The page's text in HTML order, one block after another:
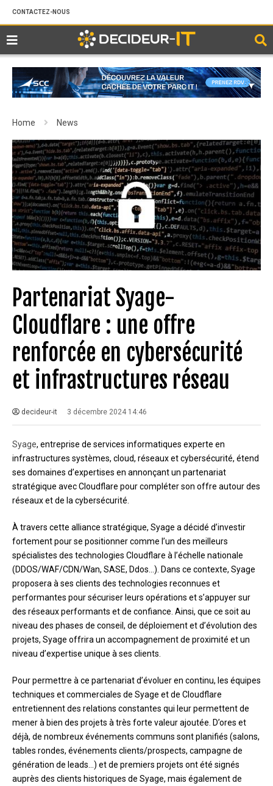
CONTACTEZ-NOUS
Home News
Partenariat Syage-
Cloudflare : une offre
renforcée en cybersécurité
et infrastructures réseau
decideur-it 3 décembre 2024 14:46
Syage, entreprise de services informatiques experte en
infrastructures systèmes, cloud, réseaux et cybersécurité, étend
ses domaines d’expertises en annonçant un partenariat
stratégique avec Cloudflare pour compléter son offre autour des
réseaux et de la cybersécurité.
À travers cette alliance stratégique, Syage a décidé d’investir
fortement pour se positionner comme l’un des meilleurs
spécialistes des technologies Cloudflare à l’échelle nationale
(DDOS/WAF/CDN/Wan, SASE, Ddos…). Dans ce contexte, Syage
proposera à ses clients des technologies reconnues et
performantes pour sécuriser leurs opérations et s’appuyer sur
des réseaux performants et de confiance. Ainsi, que ce soit au
niveau des phases de conseil, de déploiement et d’évolution des
projets, Syage offrira un accompagnement de proximité et un
niveau d’expertise unique à ses clients.
Pour permettre à ce partenariat d’évoluer en continu, les équipes
techniques et commerciales de Syage et de Cloudflare
entretiennent des relations constantes qui leur permettent de
mener à bien des projets à très forte valeur ajoutée. D’ores et
déjà, de nombreux événements communs sont planifiés (salons,
tables rondes, événements clients/prospects, campagne de
génération de leads…) et de premiers projets ont été signés
auprès des clients historiques de Syage, mais également de